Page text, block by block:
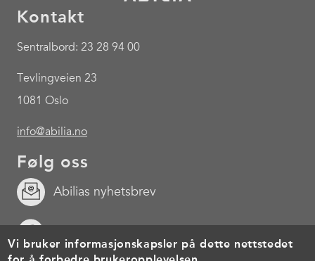
Kontakt
Sentralbord: 23 28 94 00
Tevlingveien 23
1081 Oslo
info@abilia.no
Følg oss
Abilias nyhetsbrev
Vi bruker informasjonskapsler på dette nettstedet